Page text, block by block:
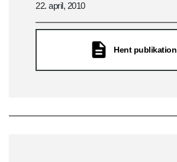
22. april, 2010
Hent publikation